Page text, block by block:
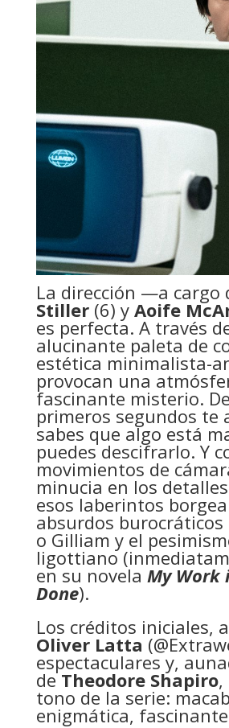
La dirección —a cargo
Stiller(6) y Aoife
es perfecta. A través
alucinante paleta de
estética minimalista-
provocan una
fascinante misterio.
primeros segundos te
sabes que algo está
puedes descifrarlo. Y
movimientos de
minucia en los
esos laberintos
absurdos burocráticos
o Gilliam y el
ligottiano
en su novela My Work
Done).
Los créditos iniciales,
Oliver Latta (
espectaculares y,
deTheodore Shapiro,
tono de la serie:
enigmática,